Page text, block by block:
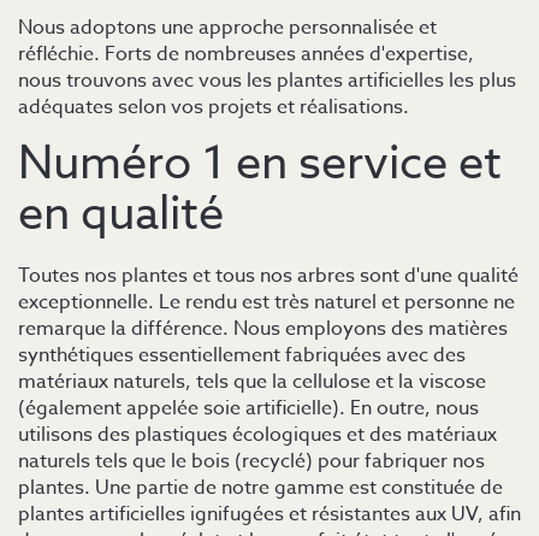
Nous adoptons une approche personnalisée et
réfléchie. Forts de nombreuses années d'expertise,
nous trouvons avec vous les plantes artificielles les plus
adéquates selon vos projets et réalisations.
Numéro 1 en service et
en qualité
Toutes nos plantes et tous nos arbres sont d'une qualité
exceptionnelle. Le rendu est très naturel et personne ne
remarque la différence. Nous employons des matières
synthétiques essentiellement fabriquées avec des
matériaux naturels, tels que la cellulose et la viscose
(également appelée soie artificielle). En outre, nous
utilisons des plastiques écologiques et des matériaux
naturels tels que le bois (recyclé) pour fabriquer nos
plantes. Une partie de notre gamme est constituée de
plantes artificielles ignifugées et résistantes aux UV, afin